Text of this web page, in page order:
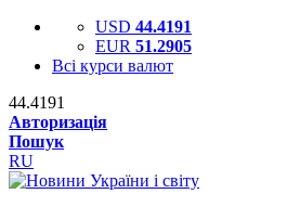
USD 44.4191
EUR 51.2905
Всі курси валют
44.4191
Авторизація
Пошук
RU